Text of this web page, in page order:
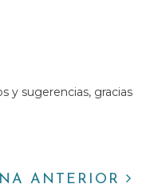
y sugerencias, gracias
ANTERIOR